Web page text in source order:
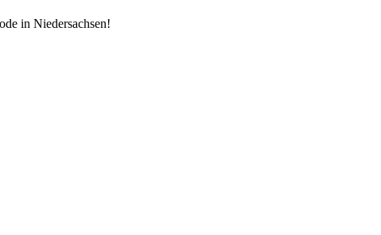
in Niedersachsen!